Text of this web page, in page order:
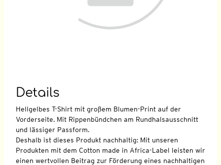
Details
Hellgelbes T-Shirt mit großem Blumen-Print auf der
Vorderseite. Mit Rippenbündchen am Rundhalsausschnitt
und lässiger Passform.
Deshalb ist dieses Produkt nachhaltig: Mit unseren
Produkten mit dem Cotton made in Africa-Label leisten wir
einen wertvollen Beitrag zur Förderung eines nachhaltigen